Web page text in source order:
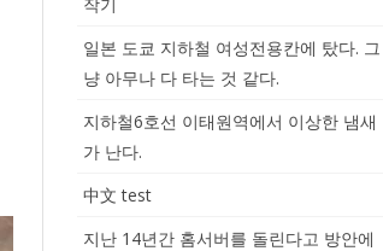
일본 도쿄 지하철 여성전용칸에 탔다. 그
냥 아무나 다 타는 것 같다.
지하철6호선 이태원역에서 이상한 냄새
가 난다.
中文 test
지난 14년간 홈서버를 돌린다고 방안에